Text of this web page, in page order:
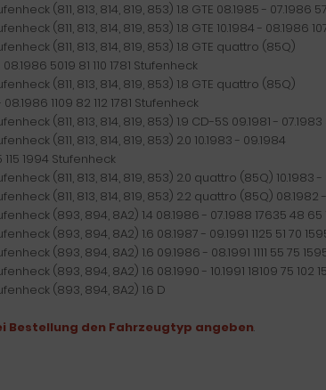
(811, 813, 814, 819, 853) 1.8 GTE 08.1985 - 07.1986
(811, 813, 814, 819, 853) 1.8 GTE 10.1984 - 08.1986
(811, 813, 814, 819, 853) 1.8 GTE quattro (85Q)
5019 81 110 1781 Stufenheck
(811, 813, 814, 819, 853) 1.8 GTE quattro (85Q)
1109 82 112 1781 Stufenheck
(811, 813, 814, 819, 853) 1.9 CD-5S 09.1981 -
(811, 813, 814, 819, 853) 2.0 10.1983 - 09.1984
115 1994 Stufenheck
(811, 813, 814, 819, 853) 2.0 quattro (85Q) 10.1983
(811, 813, 814, 819, 853) 2.2 quattro (85Q) 08.1982
(893, 894, 8A2) 1.4 08.1986 - 07.1988 17635 48
(893, 894, 8A2) 1.6 08.1987 - 09.1991 1125 51 70
(893, 894, 8A2) 1.6 09.1986 - 08.1991 1111 55 75
(893, 894, 8A2) 1.6 08.1990 - 10.1991 18109 75 102
(893, 894, 8A2) 1.6 D
Bestellung den Fahrzeugtyp angeben.